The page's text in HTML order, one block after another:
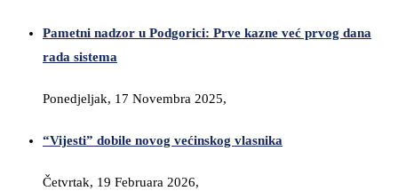
Pametni nadzor u Podgorici: Prve kazne već prvog dana
rada sistema
Ponedjeljak, 17 Novembra 2025,
“Vijesti” dobile novog većinskog vlasnika
Četvrtak, 19 Februara 2026,